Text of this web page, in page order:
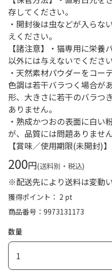
存してください。
・開封後は虫などが入らな
えください。
【諸注意】・猫専用に栄養
以外には与えないでください
・天然素材パウダーをコー
色調は若干バラつく場合が
形、大きさに若干のバラつ
ありません。
・熟成かつおの表面に白い
が、品質には問題ありません
【賞味／使用期限(未開封)
200円(送料別・税込)
※配送先により送料は変動い
獲得ポイント： 2 pt
商品番号
9973131173
数量
1